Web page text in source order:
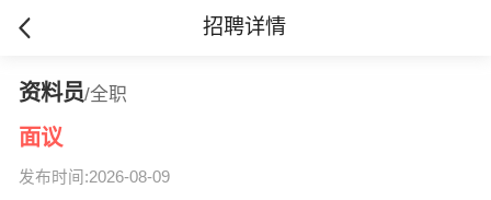
招聘详情
资料员/全职
面议
发布时间:2026-08-09